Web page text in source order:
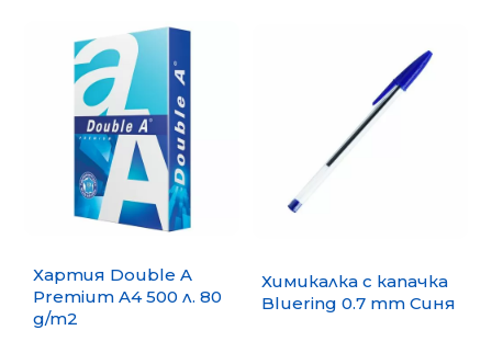
Хартия Double A
Premium A4 500 л. 80
g/m2
Химикалка с капачка
Bluering 0.7 mm Синя